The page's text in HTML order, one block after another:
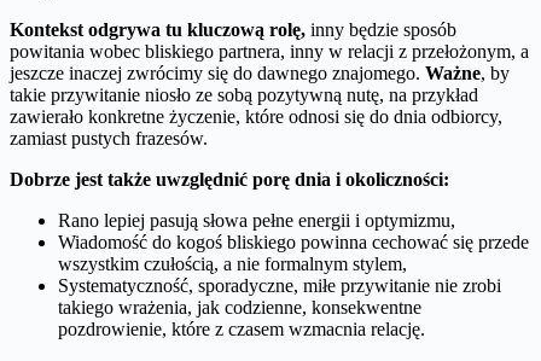
Kontekst odgrywa tu kluczową rolę, inny będzie sposób
powitania wobec bliskiego partnera, inny w relacji z przełożonym, a
jeszcze inaczej zwrócimy się do dawnego znajomego. Ważne, by
takie przywitanie niosło ze sobą pozytywną nutę, na przykład
zawierało konkretne życzenie, które odnosi się do dnia odbiorcy,
zamiast pustych frazesów.
Dobrze jest także uwzględnić porę dnia i okoliczności:
Rano lepiej pasują słowa pełne energii i optymizmu,
Wiadomość do kogoś bliskiego powinna cechować się przede
wszystkim czułością, a nie formalnym stylem,
Systematyczność, sporadyczne, miłe przywitanie nie zrobi
takiego wrażenia, jak codzienne, konsekwentne
pozdrowienie, które z czasem wzmacnia relację.